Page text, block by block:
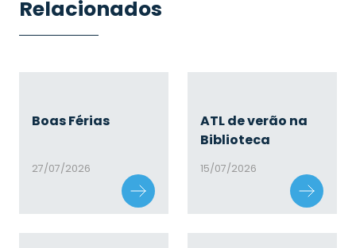
Relacionados
Boas Férias
27/07/2026
ATL de verão na
Biblioteca
15/07/2026